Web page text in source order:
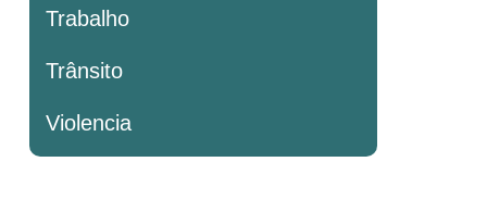
Trabalho
Trânsito
Violencia